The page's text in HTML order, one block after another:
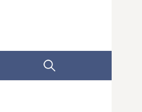
Ricerca